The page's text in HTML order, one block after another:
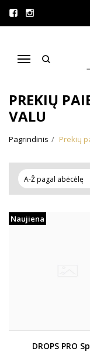
Navigacija
IŠSIŲSTI
PREKIŲ
VALU
Pagrindinis Prekių
Naujiena
DROPS PRO